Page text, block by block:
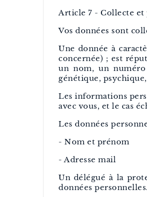
Article 7 - Collecte et
Vos données sont
Une donnée à
concernée) ; est
un nom, un
génétique,
Les informations
avec vous, et le cas
Les données
- Nom et prénom
- Adresse mail
Un délégué à la
données personnelles.